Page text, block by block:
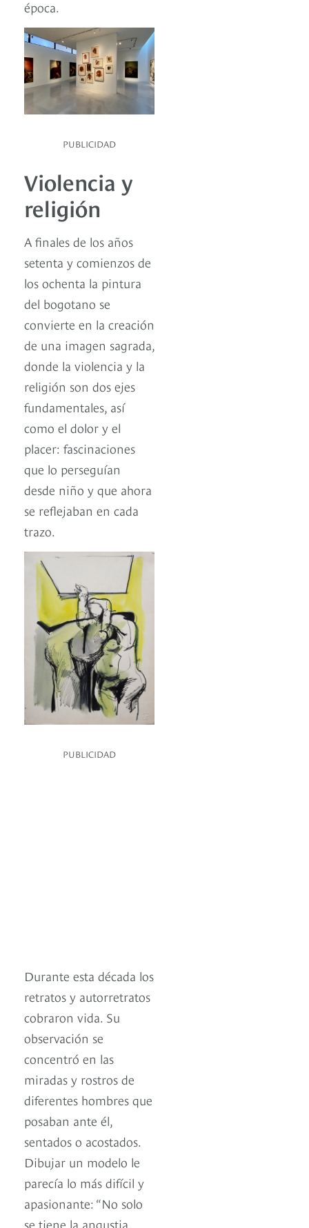
época.
PUBLICIDAD
Violencia y
religión
A finales de los años
setenta y comienzos de
los ochenta la pintura
del bogotano se
convierte en la creación
de una imagen sagrada,
donde la violencia y la
religión son dos ejes
fundamentales, así
como el dolor y el
placer: fascinaciones
que lo perseguían
desde niño y que ahora
se reflejaban en cada
trazo.
PUBLICIDAD
Durante esta década los
retratos y autorretratos
cobraron vida. Su
observación se
concentró en las
miradas y rostros de
diferentes hombres que
posaban ante él,
sentados o acostados.
Dibujar un modelo le
parecía lo más difícil y
apasionante: “No solo
se tiene la angustia